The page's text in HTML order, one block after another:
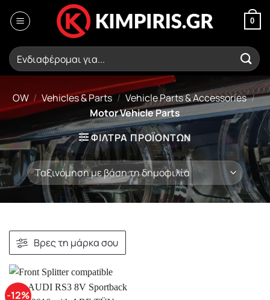
στο
0
Αναζήτηση
για:
OW / Vehicles & Parts / Vehicle Parts & Accessories /
Motor Vehicle Parts
ΦΙΛΤΡΑ ΠΡΟΪΟΝΤΩΝ
Βρες τη μάρκα σου
-12%